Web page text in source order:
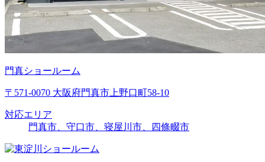
門真ショールーム
〒571-0070 大阪府門真市上野口町58-10
対応エリア
門真市、守口市、寝屋川市、四條畷市